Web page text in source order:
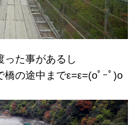
った事があるし
の途中までε=ε=(oﾟｰﾟ)o